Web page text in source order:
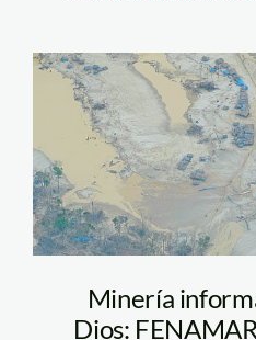
Minería
Dios:
Foto: Enrique Ortiz /